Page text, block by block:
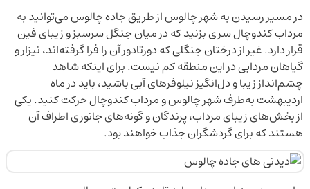
در مسیر رسیدن به شهر چالوس از طریق جاده چالوس می‌توانید به
مرداب کندوچال سری بزنید که در میان جنگل سرسبز و زیبای فین
قرار دارد. غیر از درختان جنگلی که دورتادور آن را فرا گرفته‌اند، نیزار و
گیاهان مردابی در این منطقه کم نیست. برای اینکه شاهد
چشم‌انداز زیبا و دل‌انگیز نیلوفرهای آبی باشید، باید در ماه
اردیبهشت به‌طرف شهر چالوس و مرداب کندوچال حرکت کنید. یکی
از بخش‌های زیبای مرداب، پرندگان و گونه‌های جانوری اطراف آن
هستند که برای گردشگران جذاب خواهند بود.